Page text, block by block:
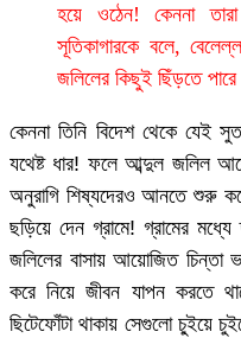
হয়ে ওঠেন! কেননা
সূতিকাগারকে বলে,
জলিলের কিছুই ছিঁড়তে পারে
কেননা তিনি বিদেশ থেকে যেই
যথেষ্ট ধার! ফলে আব্দুল জলিল
অনুরাগি শিষ্যদেরও আনতে শুরু
ছড়িয়ে দেন গ্রামে! গ্রামের
জলিলের বাসায় আয়োজিত চিন্তা
করে নিয়ে জীবন যাপন করতে
ছিটেফোঁটা থাকায় সেগুলো চু্ইয়ে